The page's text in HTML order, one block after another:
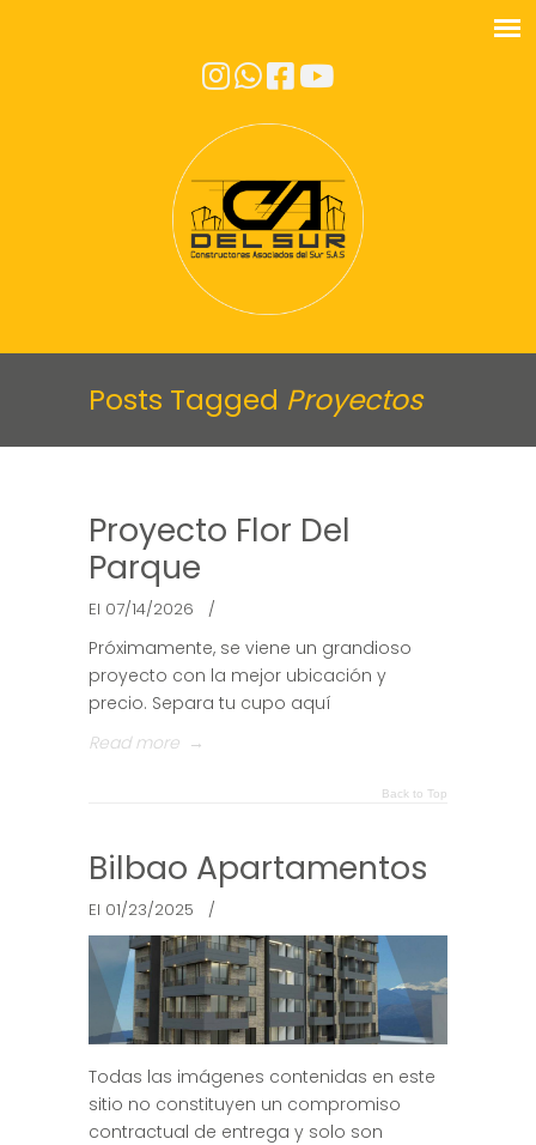
Posts Tagged Proyectos
Proyecto Flor Del
Parque
El 07/14/2026 /
Próximamente, se viene un grandioso
proyecto con la mejor ubicación y
precio. Separa tu cupo aquí
Read more →
Back to Top
Bilbao Apartamentos
El 01/23/2025 /
Todas las imágenes contenidas en este
sitio no constituyen un compromiso
contractual de entrega y solo son